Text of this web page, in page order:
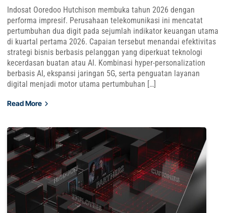
Indosat Ooredoo Hutchison membuka tahun 2026 dengan
performa impresif. Perusahaan telekomunikasi ini mencatat
pertumbuhan dua digit pada sejumlah indikator keuangan utama
di kuartal pertama 2026. Capaian tersebut menandai efektivitas
strategi bisnis berbasis pelanggan yang diperkuat teknologi
kecerdasan buatan atau AI. Kombinasi hyper-personalization
berbasis AI, ekspansi jaringan 5G, serta penguatan layanan
digital menjadi motor utama pertumbuhan […]
Read More